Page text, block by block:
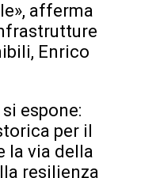
afferma
Enrico
espone:
per il
la via della
resilienza